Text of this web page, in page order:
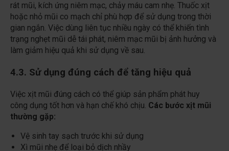
rát mũi, kích ứng niêm mạc, chảy máu cam nhẹ. Thuốc xịt
hoặc nhỏ mũi co mạch chỉ phù hợp để sử dụng trong thời
gian ngắn. Việc dùng liên tục nhiều ngày có thể khiến tình
trạng nghẹt mũi dễ tái phát, niêm mạc mũi bị ảnh hưởng và
làm giảm hiệu quả khi sử dụng về sau.
4.3. Sử dụng đúng cách để tăng hiệu quả
Việc xịt mũi đúng cách có thể giúp sản phẩm phát huy
công dụng tốt hơn và hạn chế khó chịu. Các bước xịt mũi
thường gặp:
Vệ sinh tay sạch trước khi sử dụng
Xì mũi nhẹ để loại bỏ dịch nhầy